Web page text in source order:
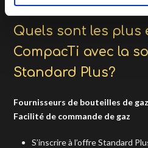
Quels sont les plus
CompacTi avec la
Standard Plus?
Fournisseurs de bouteilles de gaz
Facilité de commande de gaz
S’inscrire à l’offre Standard